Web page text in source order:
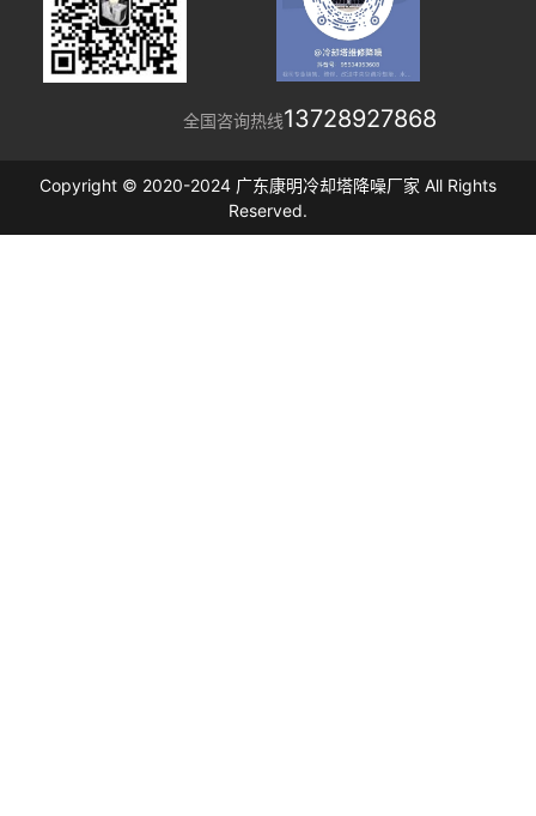
全国咨询热线13728927868
Copyright © 2020-2024 广东康明冷却塔降噪厂家 All Rights
Reserved.